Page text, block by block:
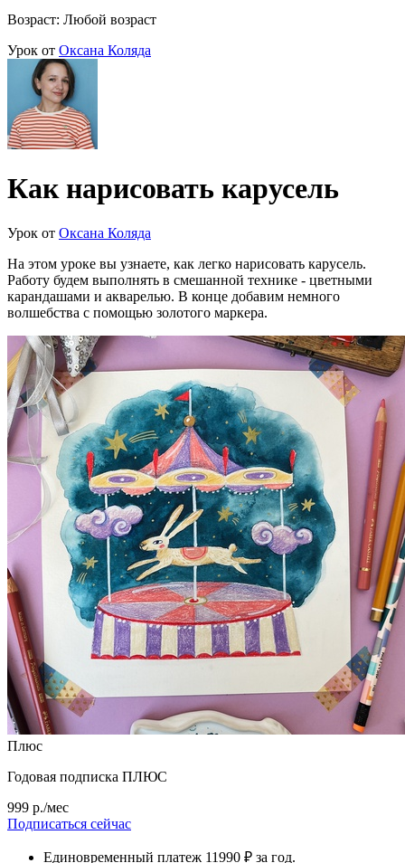
Возраст: Любой возраст
Урок от Оксана Коляда
Как нарисовать карусель
Урок от Оксана Коляда
На этом уроке вы узнаете, как легко нарисовать карусель.
Работу будем выполнять в смешанной технике - цветными
карандашами и акварелью. В конце добавим немного
волшебства с помощью золотого маркера.
Плюс
Годовая подписка ПЛЮС
999 р./мес
Подписаться сейчас
Единовременный платеж 11990 ₽ за год.